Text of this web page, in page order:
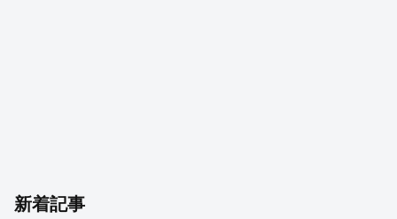
新着記事